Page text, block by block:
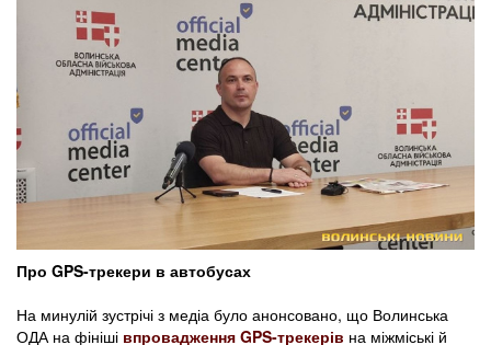
Про GPS-трекери в автобусах
На минулій зустрічі з медіа було анонсовано, що Волинська
ОДА на фініші впровадження GPS-трекерів на міжміські й